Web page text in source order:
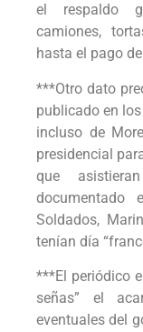
el respaldo
camiones,
hasta el pago
***Otro dato
publicado en
incluso de
presidencial
que
documentado
Soldados,
tenían día
***El periódico
señas” el
eventuales del